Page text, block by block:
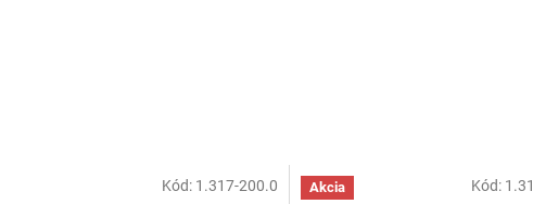
Kód: 1.317-200.0 Akcia Kód: